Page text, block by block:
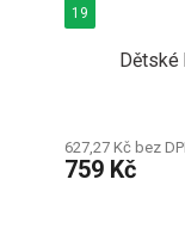
Dětské
627,27 Kč bez
759 Kč
19